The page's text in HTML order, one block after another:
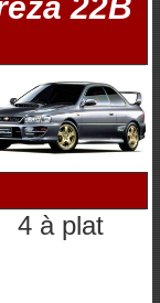
4 à plat